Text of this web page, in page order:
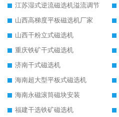
江苏湿式逆流磁选机溢流调节
山西高梯度平板磁选机厂家
山西干粉立式磁选机
重庆铁矿干式磁选机
济南干式磁选机
海南超大型平板式磁选机
海南永磁滚筒磁块安装
福建干选铁矿磁选机